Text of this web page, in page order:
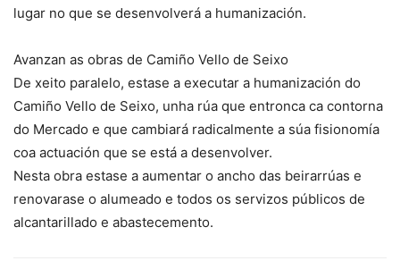
lugar no que se desenvolverá a humanización.
Avanzan as obras de Camiño Vello de Seixo
De xeito paralelo, estase a executar a humanización do
Camiño Vello de Seixo, unha rúa que entronca ca contorna
do Mercado e que cambiará radicalmente a súa fisionomía
coa actuación que se está a desenvolver.
Nesta obra estase a aumentar o ancho das beirarrúas e
renovarase o alumeado e todos os servizos públicos de
alcantarillado e abastecemento.